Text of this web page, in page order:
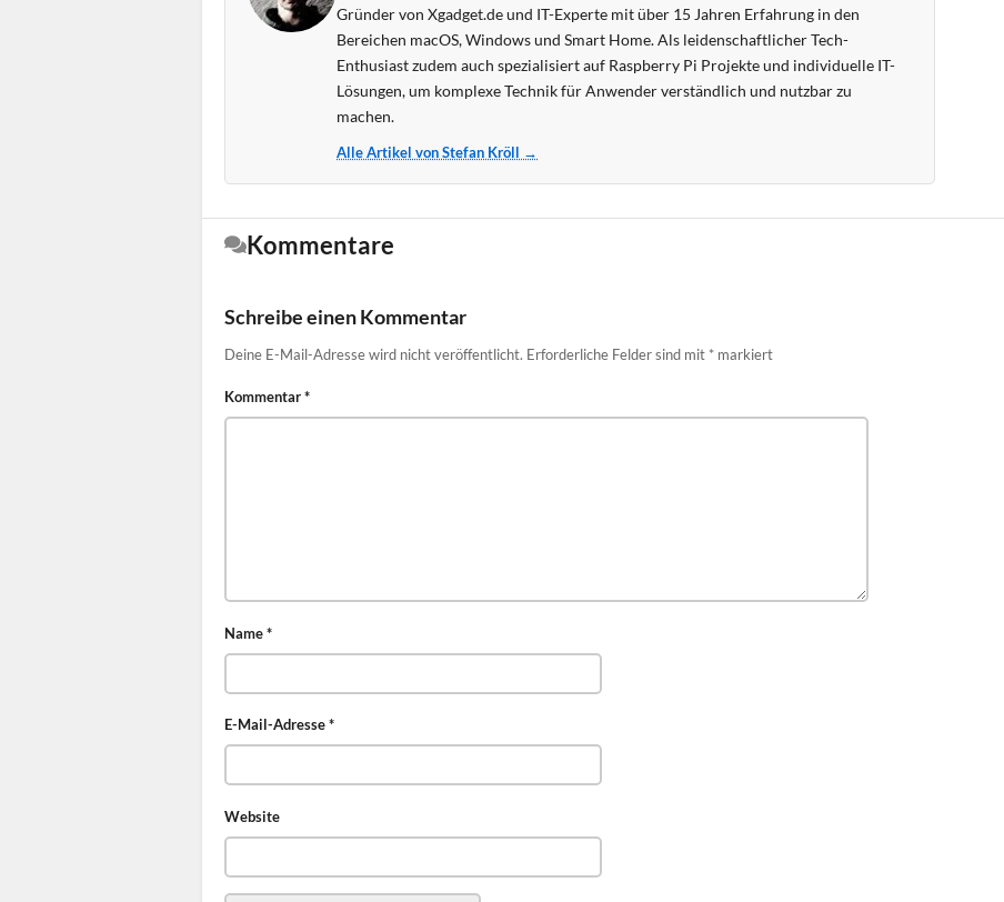
Gründer von Xgadget.de und IT-Experte mit über 15 Jahren Erfahrung in den
Bereichen macOS, Windows und Smart Home. Als leidenschaftlicher Tech-
Enthusiast zudem auch spezialisiert auf Raspberry Pi Projekte und individuelle IT-
Lösungen, um komplexe Technik für Anwender verständlich und nutzbar zu
machen.
Alle Artikel von Stefan Kröll →
Kommentare
Schreibe einen Kommentar
Deine E-Mail-Adresse wird nicht veröffentlicht. Erforderliche Felder sind mit * markiert
Kommentar*
Name*
E-Mail-Adresse*
Website